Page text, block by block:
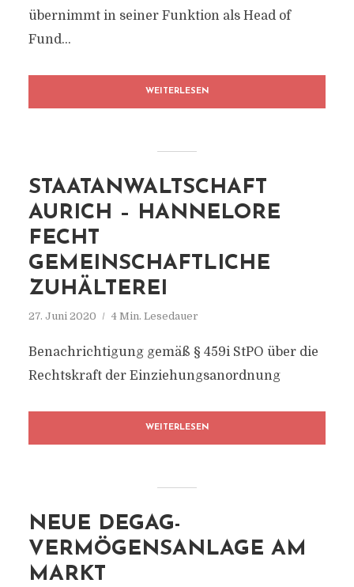
übernimmt in seiner Funktion als Head of
Fund...
WEITERLESEN
STAATANWALTSCHAFT
AURICH – HANNELORE
FECHT
GEMEINSCHAFTLICHE
ZUHÄLTEREI
27. Juni 2020 4 Min. Lesedauer
Benachrichtigung gemäß § 459i StPO über die
Rechtskraft der Einziehungsanordnung
WEITERLESEN
NEUE DEGAG-
VERMÖGENSANLAGE AM
MARKT